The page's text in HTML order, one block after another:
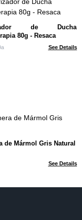
de Ducha
80g - Resaca
See Details
de Mármol Gris Natural
See Details